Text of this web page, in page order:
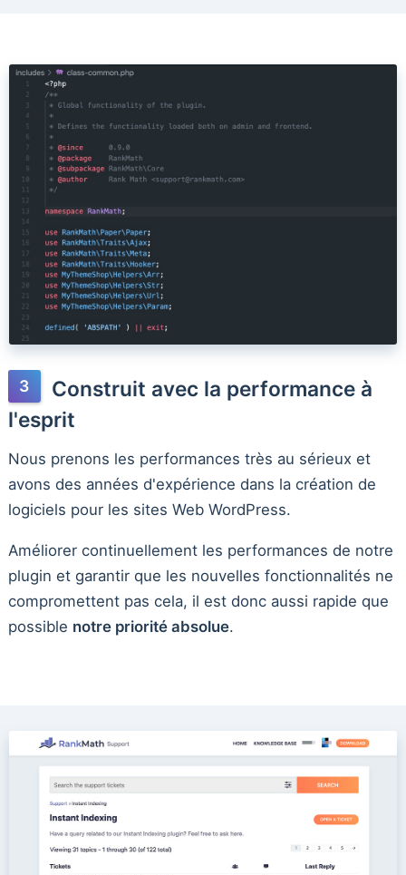
Construit avec la performance à
l'esprit
Nous prenons les performances très au sérieux et
avons des années d'expérience dans la création de
logiciels pour les sites Web WordPress.
Améliorer continuellement les performances de notre
plugin et garantir que les nouvelles fonctionnalités ne
compromettent pas cela, il est donc aussi rapide que
possible notre priorité absolue.